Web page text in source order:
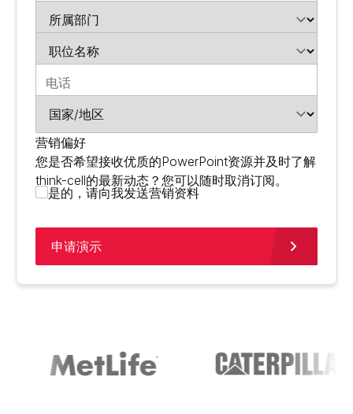
营销偏好
您是否希望接收优质的PowerPoint资源并及时了解
think-cell的最新动态？您可以随时取消订阅。
是的，请向我发送营销资料
申请演示